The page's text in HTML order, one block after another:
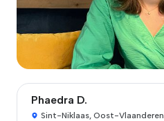
Phaedra D.
Sint-Niklaas, Oost-Vlaanderen